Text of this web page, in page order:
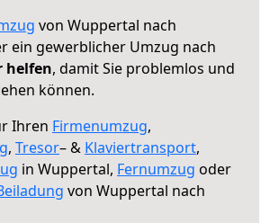
von Wuppertal nach
ein gewerblicher Umzug nach
helfen, damit Sie problemlos und
können.
Ihren Firmenumzug,
, Tresor– & Klaviertransport,
in Wuppertal, Fernumzug oder
von Wuppertal nach